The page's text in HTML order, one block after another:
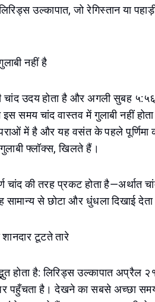
उल्कापात, जो रेगिस्तान या पहाड़ी
नहीं है
उदय होता है और अगली सुबह
समय चांद वास्तव में गुलाबी नहीं
में है और यह वसंत के पहले पूर्णिमा
फ्लॉक्स, खिलते हैं।
चांद की तरह प्रकट होता है—अर्थात
से छोटा और धुंधला दिखाई देता
टूटते तारे
होता है: लिरिड्स उल्कापात अप्रैल
पहुँचता है। देखने का सबसे अच्छा